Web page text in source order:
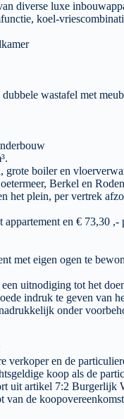
diverse luxe
koel-
wastafel met
grote boiler en
Berkel en
het plein, per vertrek
en € 73,30 ,-
met eigen ogen te
uitnodiging tot het
indruk te geven van
onder
verkoper en de
koop als de
uit artikel 7:2 Burgerlijk
de